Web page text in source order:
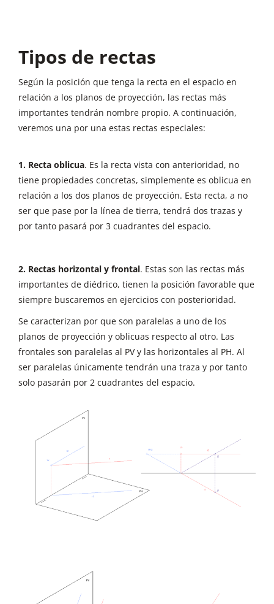
Tipos de rectas
Según la posición que tenga la recta en el espacio en
relación a los planos de proyección, las rectas más
importantes tendrán nombre propio. A continuación,
veremos una por una estas rectas especiales:
1. Recta oblicua. Es la recta vista con anterioridad, no
tiene propiedades concretas, simplemente es oblicua en
relación a los dos planos de proyección. Esta recta, a no
ser que pase por la línea de tierra, tendrá dos trazas y
por tanto pasará por 3 cuadrantes del espacio.
2. Rectas horizontal y frontal. Estas son las rectas más
importantes de diédrico, tienen la posición favorable que
siempre buscaremos en ejercicios con posterioridad.
Se caracterizan por que son paralelas a uno de los
planos de proyección y oblicuas respecto al otro. Las
frontales son paralelas al PV y las horizontales al PH. Al
ser paralelas únicamente tendrán una traza y por tanto
solo pasarán por 2 cuadrantes del espacio.